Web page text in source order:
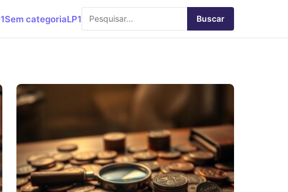
Sem categoriaLP1 Buscar